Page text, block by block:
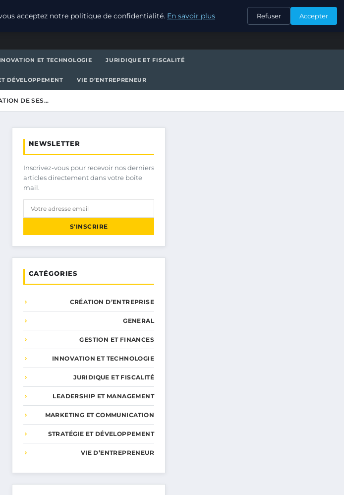
CONTACT
ET TECHNOLOGIE JURIDIQUE ET FISCALITÉ
DÉVELOPPEMENT VIE D’ENTREPRENEUR
DE SES…
NEWSLETTER
Inscrivez-vous pour recevoir nos derniers
articles directement dans votre boîte
mail.
S'INSCRIRE
CATÉGORIES
CRÉATION D’ENTREPRISE
GENERAL
GESTION ET FINANCES
INNOVATION ET TECHNOLOGIE
JURIDIQUE ET FISCALITÉ
LEADERSHIP ET MANAGEMENT
MARKETING ET COMMUNICATION
STRATÉGIE ET DÉVELOPPEMENT
VIE D’ENTREPRENEUR
acceptez notre politique de confidentialité. En savoir plus Refuser Accepter